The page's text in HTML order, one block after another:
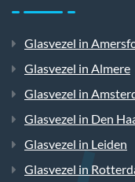
Glasvezel in
Glasvezel in Almere
Glasvezel in
Glasvezel in Den
Glasvezel in Leiden
Glasvezel in